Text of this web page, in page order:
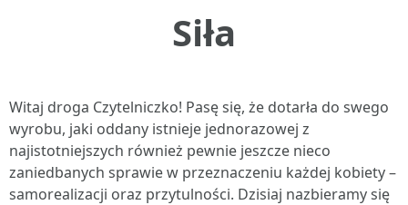
Siła
Witaj droga Czytelniczko! Pasę się, że dotarła do swego
wyrobu, jaki oddany istnieje jednorazowej z
najistotniejszych również pewnie jeszcze nieco
zaniedbanych sprawie w przeznaczeniu każdej kobiety –
samorealizacji oraz przytulności. Dzisiaj nazbieramy się